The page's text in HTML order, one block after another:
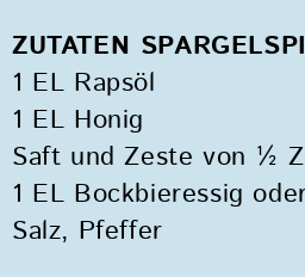
ZUTATEN
1 EL Rapsöl
1 EL Honig
Saft und Zeste von ½
1 EL Bockbieressig
Salz, Pfeffer